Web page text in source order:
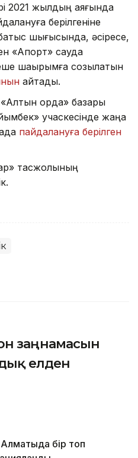
2021 жылдың аяғында
берілгеніне
шығысында, әсіресе,
«Апорт» сауда
шақырымға созылатын
айтады.
орда» базары
учаскесінде жаңа
пайдалануға берілген
тасжолының
заңнамасын
елден
бір топ